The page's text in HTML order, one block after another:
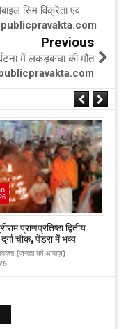
सिम विक्रेता एवं
publicpravakta.com
Previous
में लकड़बग्घा की मौत
प्राणप्रतिष्ठा द्वितीय
दुर्गा चौक, पेंड्रा में भव्य
(जनता की आवाज़)